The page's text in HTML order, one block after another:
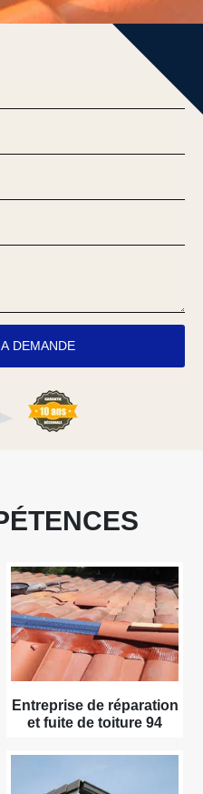
Entreprise de réparation
et fuite de toiture 94